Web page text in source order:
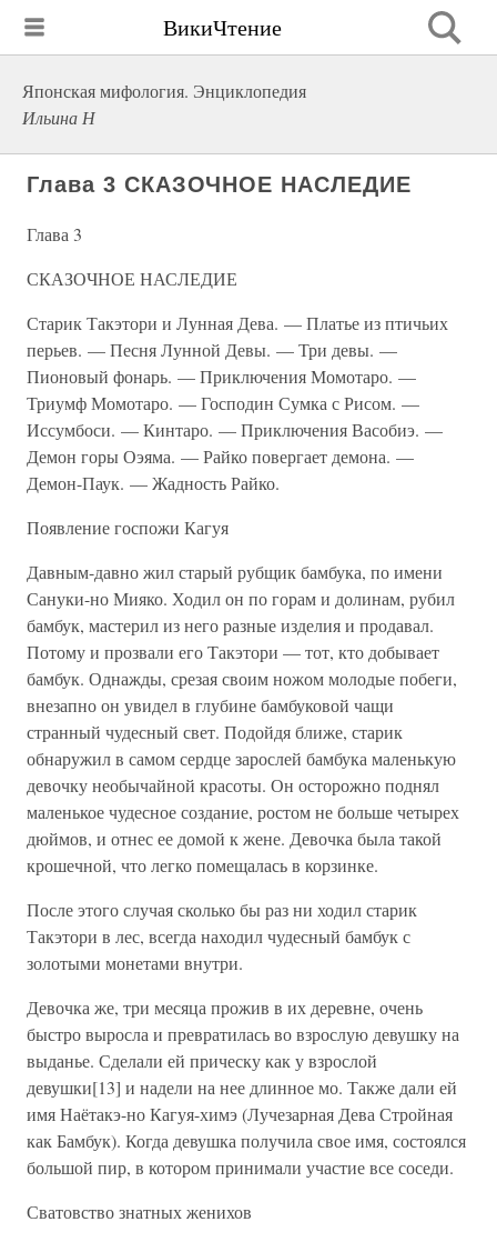
ВикиЧтение
Японская мифология. Энциклопедия
Ильина Н
Глава 3 СКАЗОЧНОЕ НАСЛЕДИЕ
Глава 3
СКАЗОЧНОЕ НАСЛЕДИЕ
Старик Такэтори и Лунная Дева. — Платье из птичьих
перьев. — Песня Лунной Девы. — Три девы. —
Пионовый фонарь. — Приключения Момотаро. —
Триумф Момотаро. — Господин Сумка с Рисом. —
Иссумбоси. — Кинтаро. — Приключения Васобиэ. —
Демон горы Оэяма. — Райко повергает демона. —
Демон-Паук. — Жадность Райко.
Появление госпожи Кагуя
Давным-давно жил старый рубщик бамбука, по имени
Сануки-но Мияко. Ходил он по горам и долинам, рубил
бамбук, мастерил из него разные изделия и продавал.
Потому и прозвали его Такэтори — тот, кто добывает
бамбук. Однажды, срезая своим ножом молодые побеги,
внезапно он увидел в глубине бамбуковой чащи
странный чудесный свет. Подойдя ближе, старик
обнаружил в самом сердце зарослей бамбука маленькую
девочку необычайной красоты. Он осторожно поднял
маленькое чудесное создание, ростом не больше четырех
дюймов, и отнес ее домой к жене. Девочка была такой
крошечной, что легко помещалась в корзинке.
После этого случая сколько бы раз ни ходил старик
Такэтори в лес, всегда находил чудесный бамбук с
золотыми монетами внутри.
Девочка же, три месяца прожив в их деревне, очень
быстро выросла и превратилась во взрослую девушку на
выданье. Сделали ей прическу как у взрослой
девушки[13] и надели на нее длинное мо. Также дали ей
имя Наётакэ-но Кагуя-химэ (Лучезарная Дева Стройная
как Бамбук). Когда девушка получила свое имя, состоялся
большой пир, в котором принимали участие все соседи.
Сватовство знатных женихов